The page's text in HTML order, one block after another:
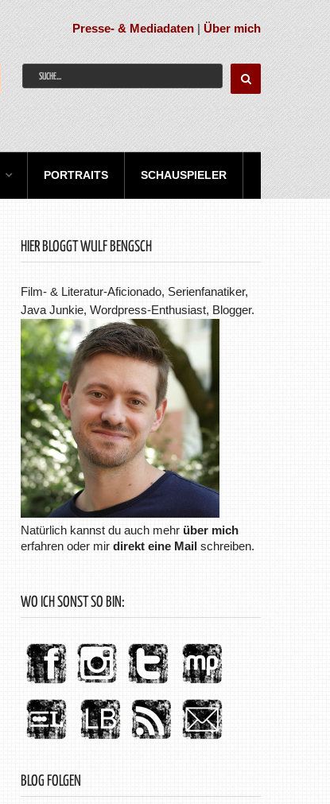
Presse- & Mediadaten |Über mich
PORTRAITS SCHAUSPIELER
HIER BLOGGT WULF BENGSCH
Film- & Literatur-Aficionado, Serienfanatiker,
Java Junkie, Wordpress-Enthusiast, Blogger.
Natürlich kannst du auch mehr über mich
erfahren oder mirdirekt eine Mail schreiben.
WO ICH SONST SO BIN:
BLOG FOLGEN